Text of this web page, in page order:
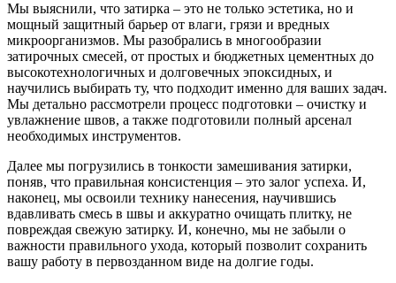
Мы выяснили, что затирка – это не только эстетика, но и
мощный защитный барьер от влаги, грязи и вредных
микроорганизмов. Мы разобрались в многообразии
затирочных смесей, от простых и бюджетных цементных до
высокотехнологичных и долговечных эпоксидных, и
научились выбирать ту, что подходит именно для ваших задач.
Мы детально рассмотрели процесс подготовки – очистку и
увлажнение швов, а также подготовили полный арсенал
необходимых инструментов.
Далее мы погрузились в тонкости замешивания затирки,
поняв, что правильная консистенция – это залог успеха. И,
наконец, мы освоили технику нанесения, научившись
вдавливать смесь в швы и аккуратно очищать плитку, не
повреждая свежую затирку. И, конечно, мы не забыли о
важности правильного ухода, который позволит сохранить
вашу работу в первозданном виде на долгие годы.